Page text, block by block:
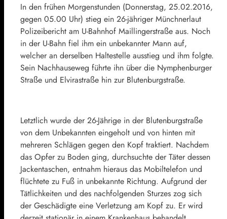
In den frühen Morgenstunden (Donnerstag, 25.02.2016,
gegen 05.00 Uhr) stieg ein 26-jähriger Münchnerlaut
Polizeibericht am U-Bahnhof Maillingerstraße aus. Noch
in der U-Bahn fiel ihm ein unbekannter Mann auf,
welcher an derselben Haltestelle ausstieg und ihm folgte.
Sein Nachhauseweg führte ihn über die Nymphenburger
Straße und Elvirastraße hin zur Blutenburgstraße.
Letztlich wurde der 26-Jährige in der Blutenburgstraße
von dem Unbekannten eingeholt und von hinten mit
mehreren Schlägen gegen den Kopf traktiert. Nachdem
das Opfer zu Boden ging, durchsuchte der Täter dessen
Jackentaschen, entnahm hieraus das Mobiltelefon und
flüchtete zu Fuß in unbekannte Richtung. Aufgrund der
Tätlichkeiten und des nachfolgenden Sturzes zog sich
der Geschädigte eine Verletzung am Kopf zu. Er wird